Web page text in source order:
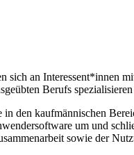
sich an Interessent*innen
Berufs
in den kaufmännischen
um und
sowie der